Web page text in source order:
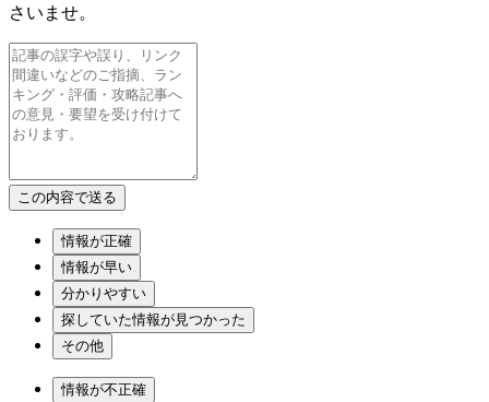
さいませ。
情報が正確
情報が早い
分かりやすい
探していた情報が見つかった
その他
情報が不正確